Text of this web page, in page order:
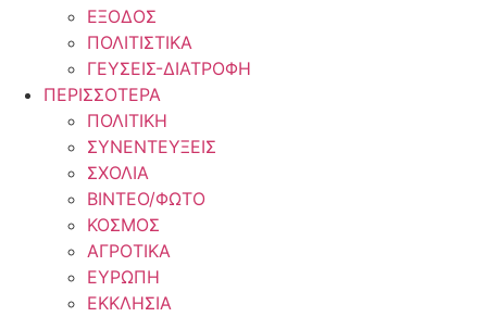
ΕΞΟΔΟΣ
ΠΟΛΙΤΙΣΤΙΚΑ
ΓΕΥΣΕΙΣ-ΔΙΑΤΡΟΦΗ
ΠΕΡΙΣΣΟΤΕΡΑ
ΠΟΛΙΤΙΚΗ
ΣΥΝΕΝΤΕΥΞΕΙΣ
ΣΧΟΛΙΑ
ΒΙΝΤΕΟ/ΦΩΤΟ
ΚΟΣΜΟΣ
ΑΓΡΟΤΙΚΑ
ΕΥΡΩΠΗ
ΕΚΚΛΗΣΙΑ